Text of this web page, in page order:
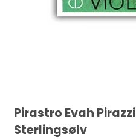
Pirastro Evah
Sterlingsølv